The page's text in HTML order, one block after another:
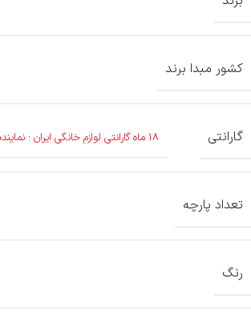
کشور مبدا برند
گارانتی ۱۸ ماه گارانتی لوازم خانگی ایران : نماینده انحصاری کرکماز در ایران
تعداد پارچه
رنگ